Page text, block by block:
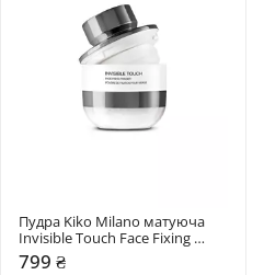
Пудра Kiko Milano матуюча
Invisible Touch Face Fixing
Powder
799 ₴